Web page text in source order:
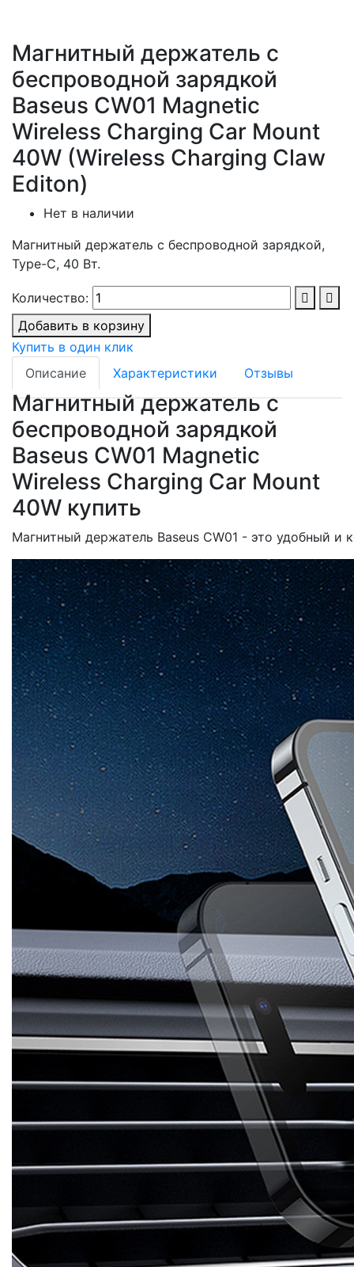
Магнитный держатель с
беспроводной зарядкой
Baseus CW01 Magnetic
Wireless Charging Car Mount
40W (Wireless Charging Claw
Editon)
Нет в наличии
Магнитный держатель с беспроводной зарядкой,
Type-C, 40 Вт.
Количество:
Добавить в корзину
Купить в один клик
Описание
Характеристики Отзывы
Магнитный держатель с
беспроводной зарядкой
Baseus CW01 Magnetic
Wireless Charging Car Mount
40W купить
Магнитный держатель Baseus CW01 - это удобный и